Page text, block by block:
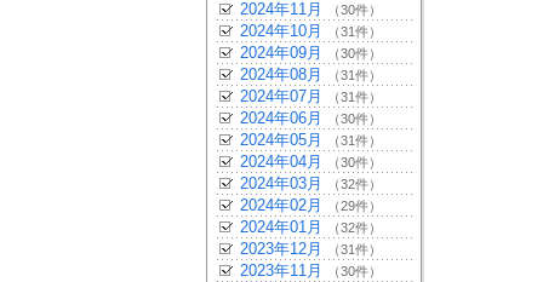
2024年11月 （30件）
2024年10月 （31件）
2024年09月 （30件）
2024年08月 （31件）
2024年07月 （31件）
2024年06月 （30件）
2024年05月 （31件）
2024年04月 （30件）
2024年03月 （32件）
2024年02月 （29件）
2024年01月 （32件）
2023年12月 （31件）
2023年11月 （30件）